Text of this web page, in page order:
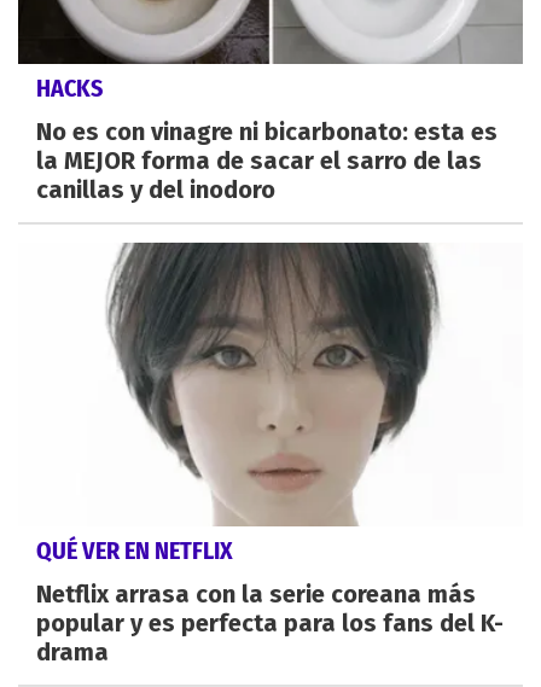
HACKS
No es con vinagre ni bicarbonato: esta es
la MEJOR forma de sacar el sarro de las
canillas y del inodoro
QUÉ VER EN NETFLIX
Netflix arrasa con la serie coreana más
popular y es perfecta para los fans del K-
drama